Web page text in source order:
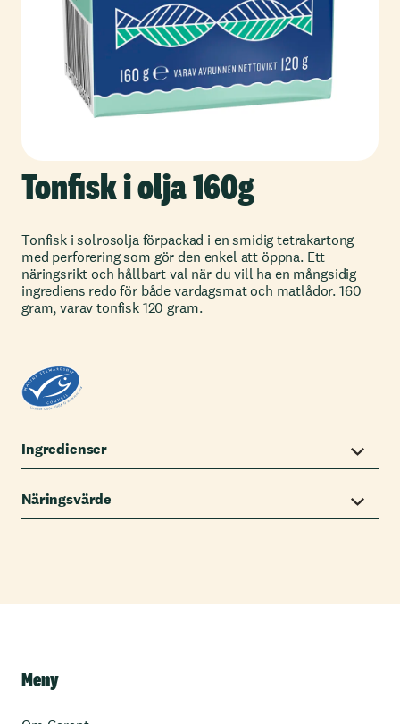
Tonfisk i olja 160g
Tonfisk i solrosolja förpackad i en smidig tetrakartong
med perforering som gör den enkel att öppna. Ett
näringsrikt och hållbart val när du vill ha en mångsidig
ingrediens redo för både vardagsmat och matlådor. 160
gram, varav tonfisk 120 gram.
Ingredienser
Näringsvärde
Meny